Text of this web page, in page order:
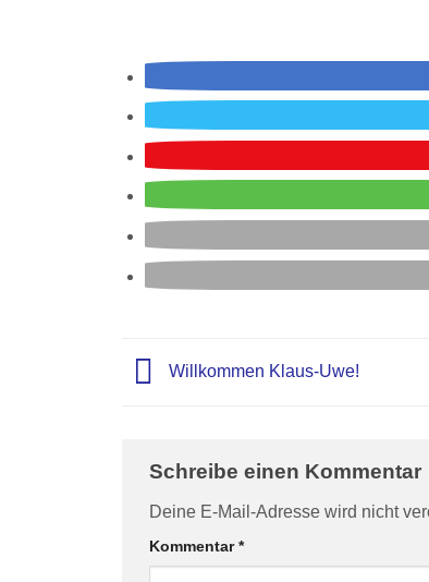
Willkommen Klaus-Uwe!
Schreibe einen Kommentar
Deine E-Mail-Adresse wird nicht
Kommentar*